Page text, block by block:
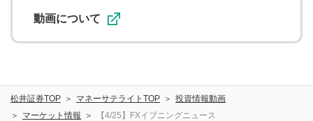
動画について
松井証券TOP マネーサテライトTOP
投資情報動画
マーケット情報
【4/25】FXイブニングニュース